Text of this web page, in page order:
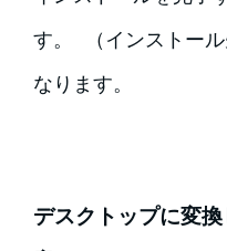
す。 （インストー
なります。
デスクトップに変